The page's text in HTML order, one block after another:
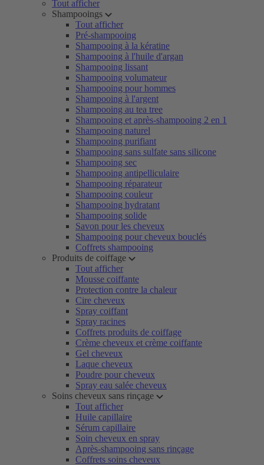
Tout afficher
Shampooings
Tout afficher
Pré-shampooing
Shampooing à la kératine
Shampooing à l'huile d'argan
Shampooing lissant
Shampooing volumateur
Shampooing pour hommes
Shampooing à l'argent
Shampooing au tea tree
Shampooing et après-shampooing 2 en 1
Shampooing naturel
Shampooing purifiant
Shampooing sans sulfate sans silicone
Shampooing sec
Shampooing antipelliculaire
Shampooing réparateur
Shampooing couleur
Shampooing hydratant
Shampooing solide
Savon pour les cheveux
Shampooing pour cheveux bouclés
Coffrets shampooing
Produits de coiffage
Tout afficher
Mousse coiffante
Protection contre la chaleur
Cire cheveux
Spray coiffant
Spray racines
Coffrets produits de coiffage
Crème cheveux et crème coiffante
Gel cheveux
Laque cheveux
Poudre pour cheveux
Spray eau salée cheveux
Soins cheveux sans rinçage
Tout afficher
Huile capillaire
Sérum capillaire
Soin cheveux en spray
Après-shampooing sans rinçage
Coffrets soins cheveux